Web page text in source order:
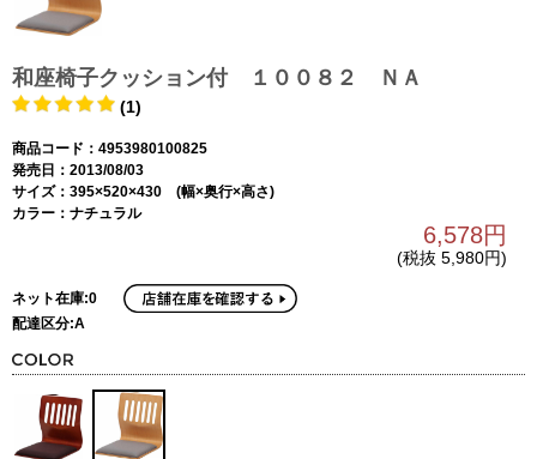
和座椅子クッション付 １００８２ ＮＡ
(1)
商品コード：4953980100825
発売日：2013/08/03
サイズ：395×520×430 (幅×奥行×高さ)
カラー：ナチュラル
6,578円
(税抜 5,980円)
ネット在庫:0
配達区分:A